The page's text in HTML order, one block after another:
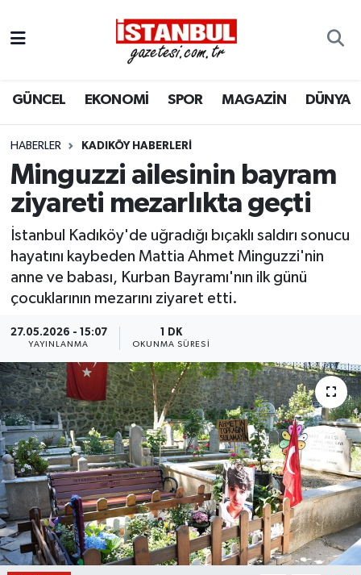
GÜNCEL EKONOMİ SPOR MAGAZİN DÜNYA
HABERLER KADIKÖY HABERLERI
Minguzzi ailesinin bayram
ziyareti mezarlıkta geçti
İstanbul Kadıköy'de uğradığı bıçaklı saldırı sonucu
hayatını kaybeden Mattia Ahmet Minguzzi'nin
anne ve babası, Kurban Bayramı'nın ilk günü
çocuklarının mezarını ziyaret etti.
27.05.2026 - 15:07
YAYINLANMA
1 DK
OKUNMA SÜRESI
EKONOMİ
İSTANBUL
DÜNYA
MAGAZİN
KÜLTÜR SANAT
SAĞLIK
BİLİM VE TEKNOLOJİ
OTOMOBİL
KURUMSAL
Nöbetçi Eczaneler
Hava Durumu
Trafik Durumu
Süper Lig Puan Durumu ve Fikstür
Son Dakika Haberleri
Haber Arşivi